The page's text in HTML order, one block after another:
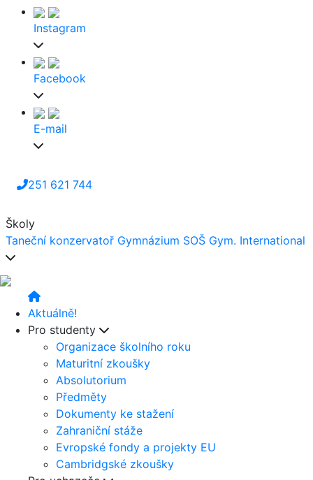
Instagram
Facebook
E-mail
251 621 744
Školy
Taneční konzervatoř Gymnázium SOŠ Gym. International
Aktuálně!
Pro studenty
Organizace školního roku
Maturitní zkoušky
Absolutorium
Předměty
Dokumenty ke stažení
Zahraniční stáže
Evropské fondy a projekty EU
Cambridgské zkoušky